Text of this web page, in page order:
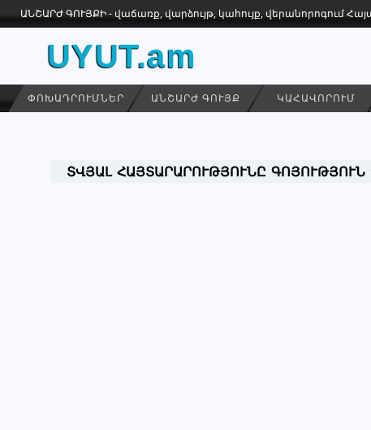
ԱՆՇԱՐԺ ԳՈՒՅՔԻ - վաճառք, վարձույթ, կահույք, վերանորոգում
UYUT.am
ՓՈԽԱԴՐՈՒՄՆԵՐ ԱՆՇԱՐԺ ԳՈՒՅՔ ԿԱՀԱՎՈՐՈՒՄ
ՏՎՅԱԼ ՀԱՅՏԱՐԱՐՈՒԹՅՈՒՆԸ ԳՈՅՈՒԹՅՈՒՆ